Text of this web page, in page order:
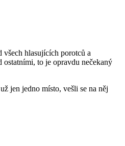
hlasujících porotců a
to je opravdu nečekaný
jen jedno místo, vešli se na něj